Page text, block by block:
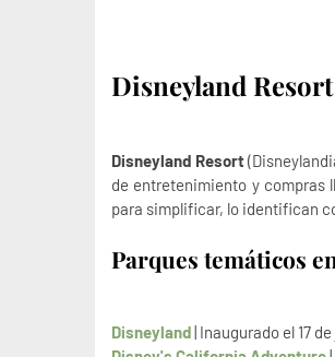
Disneyland Resort
Disneyland Resort
de entretenimiento y compras
para simplificar, lo identifican
Parques temáticos
Disneyland| Inaugurado el 17